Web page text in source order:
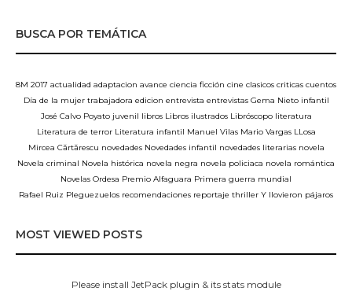
BUSCA POR TEMÁTICA
8M 2017 actualidad adaptacion avance ciencia ficción cine clasicos criticas cuentos
Día de la mujer trabajadora edicion entrevista entrevistas Gema Nieto infantil
José Calvo Poyato juvenil libros Libros ilustrados Libróscopo literatura
Literatura de terror Literatura infantil Manuel Vilas Mario Vargas LLosa
Mircea Cărtărescu novedades Novedades infantil novedades literarias novela
Novela criminal Novela histórica novela negra novela policiaca novela romántica
Novelas Ordesa Premio Alfaguara Primera guerra mundial
Rafael Ruiz Pleguezuelos recomendaciones reportaje thriller Y llovieron pájaros
MOST VIEWED POSTS
Please install JetPack plugin & its stats module